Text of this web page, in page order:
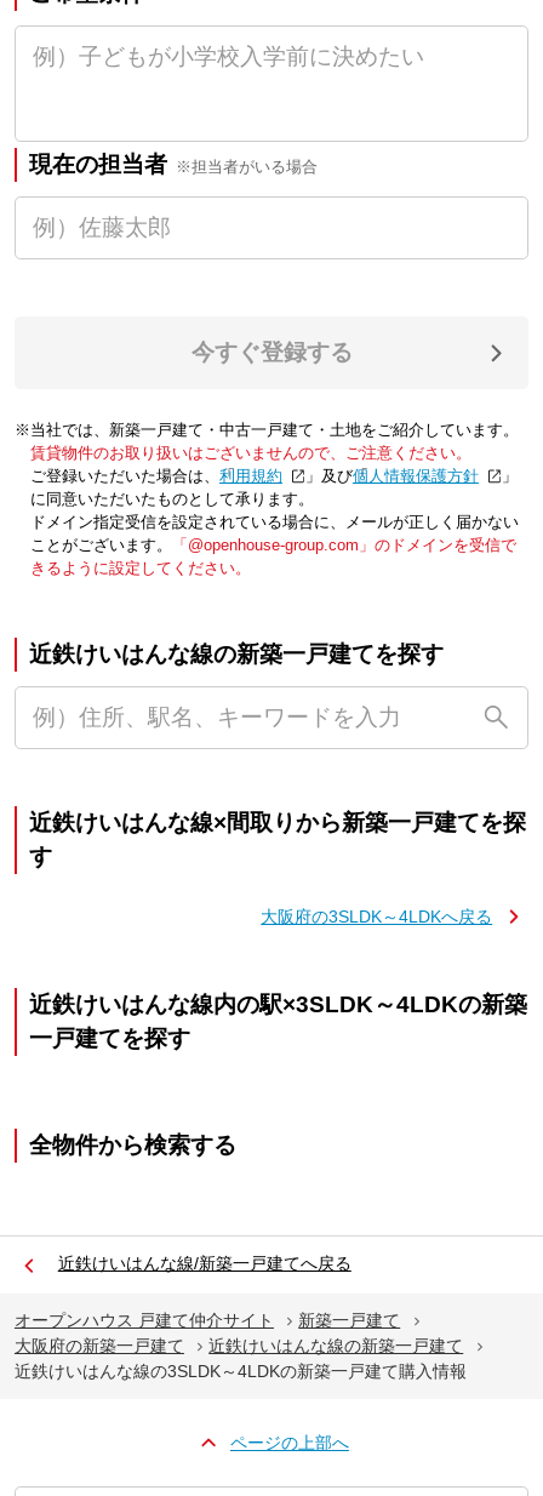
現在の担当者 ※担当者がいる場合
今すぐ登録する
※当社では、新築一戸建て・中古一戸建て・土地をご紹介しています。
賃貸物件のお取り扱いはございませんので、ご注意ください。
ご登録いただいた場合は、「利用規約 」及び「個人情報保護方針
」
に同意いただいたものとして承ります。
ドメイン指定受信を設定されている場合に、メールが正しく届かない
ことがございます。
「@openhouse-group.com」のドメインを受信で
きるように設定してください。
近鉄けいはんな線の新築一戸建てを探す
近鉄けいはんな線×間取りから新築一戸建てを探
す
大阪府の3SLDK～4LDKへ戻る
近鉄けいはんな線内の駅×3SLDK～4LDKの新築
一戸建てを探す
全物件から検索する
近鉄けいはんな線/新築一戸建てへ戻る
オープンハウス 戸建て仲介サイト
新築一戸建て
大阪府の新築一戸建て
近鉄けいはんな線の新築一戸建て
近鉄けいはんな線の3SLDK～4LDKの新築一戸建て購入情報
ページの上部へ